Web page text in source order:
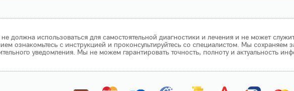
должна использоваться для самостоятельной диагностики и лечения и не может
ознакомьтесь с инструкцией и проконсультируйтесь со специалистом. Мы
уведомления. Мы не можем гарантировать точность, полноту и актуальность